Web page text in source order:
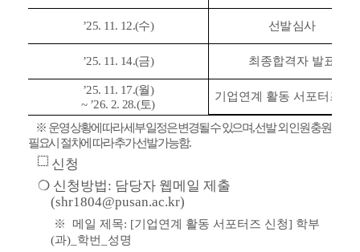
’25. 11. 12.(수) 선발 심사
’25. 11. 14.(금) 최종합격자 발표
’25. 11. 17.(월)
~ ’26. 2. 28.(토)
기업연계 활동 서포터즈 실
※ 운영 상황에 따라 세부 일정은 변경될 수 있으며,선발 외 인원 충원
필요시 절차에 따라 추가 선발 가능함.
신청
❍ 신청방법: 담당자 웹메일 제출
(shr1804@pusan.ac.kr)
※ 메일 제목: [기업연계 활동 서포터즈 신청] 학부
(과)_ 학번 성명